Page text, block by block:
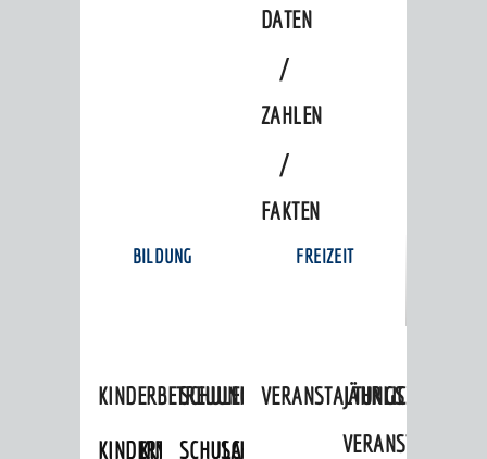
DATEN
/
ZAHLEN
/
FAKTEN
BILDUNG
KINDERBETREUUNG
KINDERTAGESPFLEGE
KINDERKRIPPEN
SCHULEN
SCHULARTEN
SCHULVERWALTUNG
FREIZEIT
VERANSTALTUNGSKALENDER
JÄHRLICHE